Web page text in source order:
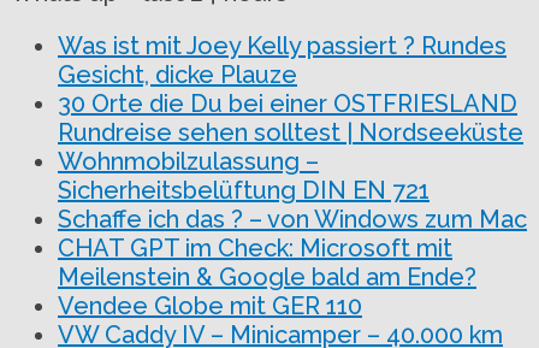
Was ist mit Joey Kelly passiert ? Rundes
Gesicht, dicke Plauze
30 Orte die Du bei einer OSTFRIESLAND
Rundreise sehen solltest | Nordseeküste
Wohnmobilzulassung –
Sicherheitsbelüftung DIN EN 721
Schaffe ich das ? – von Windows zum Mac
CHAT GPT im Check: Microsoft mit
Meilenstein & Google bald am Ende?
Vendee Globe mit GER 110
VW Caddy IV – Minicamper – 40.000 km